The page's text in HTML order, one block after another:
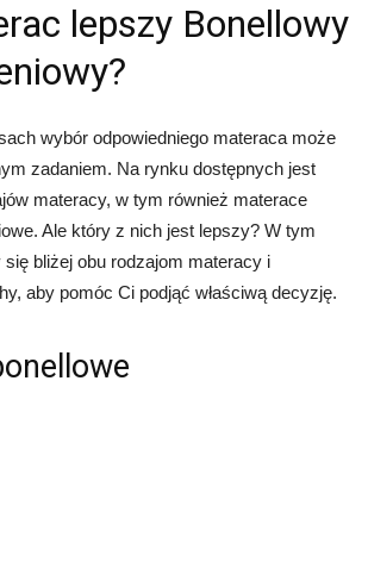
lepszy Bonellowy
wybór odpowiedniego materaca może
zadaniem. Na rynku dostępnych jest
materacy, w tym również materace
Ale który z nich jest lepszy? W tym
bliżej obu rodzajom materacy i
aby pomóc Ci podjąć właściwą decyzję.